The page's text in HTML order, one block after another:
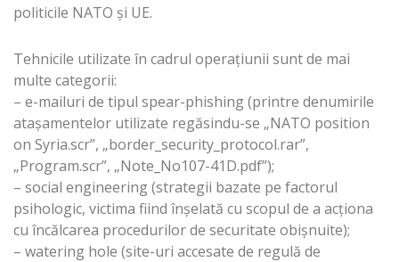
politicile NATO şi UE.
Tehnicile utilizate în cadrul operaţiunii sunt de mai
multe categorii:
– e-mailuri de tipul spear-phishing (printre denumirile
ataşamentelor utilizate regăsindu-se „NATO position
on Syria.scr”, „border_security_protocol.rar”,
„Program.scr”, „Note_No107-41D.pdf”);
– social engineering (strategii bazate pe factorul
psihologic, victima fiind înşelată cu scopul de a acţiona
cu încălcarea procedurilor de securitate obişnuite);
– watering hole (site-uri accesate de regulă de